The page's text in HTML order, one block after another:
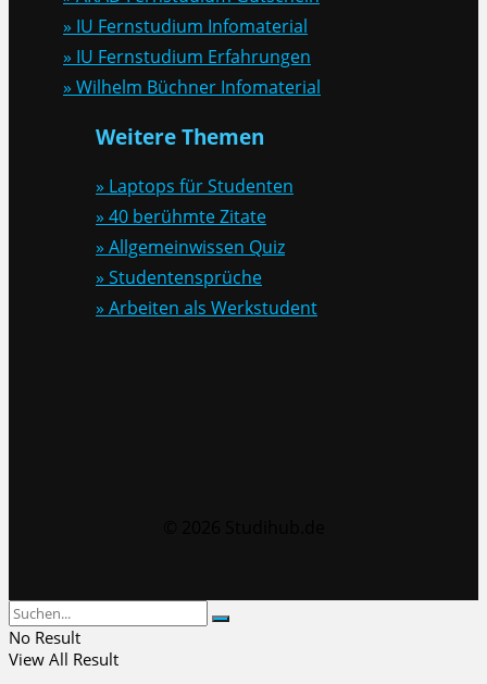
» IU Fernstudium Infomaterial
» IU Fernstudium Erfahrungen
» Wilhelm Büchner Infomaterial
Weitere Themen
» Laptops für Studenten
» 40 berühmte Zitate
» Allgemeinwissen Quiz
» Studentensprüche
» Arbeiten als Werkstudent
No Result
View All Result